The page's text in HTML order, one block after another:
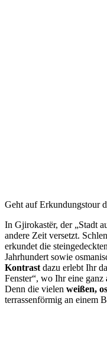
Geht auf Erkundungstour
In Gjirokastër, der „Stadt
andere Zeit versetzt.
erkundet die
Jahrhundert sowie
Kontrast dazu erlebt Ihr
Fenster“, wo Ihr eine ganz
Denn die vielen weißen,
terrassenförmig an einem